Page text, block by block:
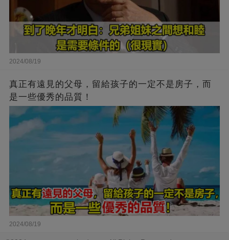
2024/08/19
真正有遠見的父母，留給孩子的一定不是房子，而
是一些優秀的品質！
2024/08/19